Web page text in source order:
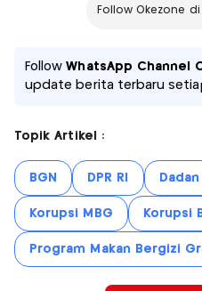
Follow Okezone
FollowWhatsApp Channel
update berita terbaru
Topik Artikel :
BGN DPR RI
Korupsi MBG Korupsi
Program Makan Bergizi